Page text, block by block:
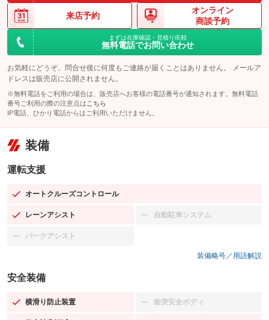
来店予約
オンライン
商談予約
まずは在庫確認・見積り依頼
無料電話でお問い合わせ
お気軽にどうぞ。問合せ後に何度もご連絡が届くことはありません。 メールア
ドレスは販売店に公開されません。
※無料電話をご利用の場合は、販売店へお客様の電話番号が通知されます。無料電話
番号ご利用の際の注意点は こちら
IP電話、ひかり電話からはご利用いただけません。
装備
運転支援
オートクルーズコントロール
：装備あり
レーンアシスト
：装備あり 自動駐車システム
：装備なし
パークアシスト
：装備なし
装備略号／用語解説
安全装備
横滑り防止装置
：装備あり 衝突安全ボディ
：装備なし